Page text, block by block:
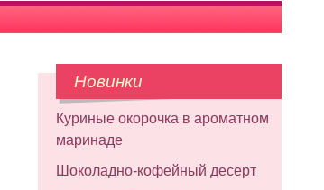
Новинки
Куриные окорочка в ароматном
маринаде
Шоколадно-кофейный десерт